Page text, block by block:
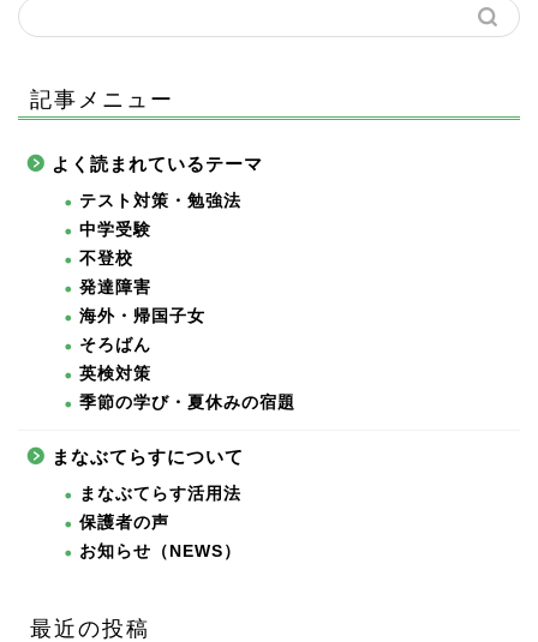
記事メニュー
よく読まれているテーマ
テスト対策・勉強法
中学受験
不登校
発達障害
海外・帰国子女
そろばん
英検対策
季節の学び・夏休みの宿題
まなぶてらすについて
まなぶてらす活用法
保護者の声
お知らせ（NEWS）
最近の投稿